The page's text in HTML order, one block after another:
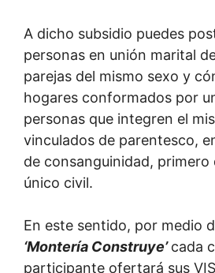
A dicho subsidio puedes
personas en unión marital
parejas del mismo sexo y
hogares conformados por
personas que integren el
vinculados de parentesco,
de consanguinidad, primero
único civil.
En este sentido, por medio
‘Montería Construye’cada
participante ofertará sus